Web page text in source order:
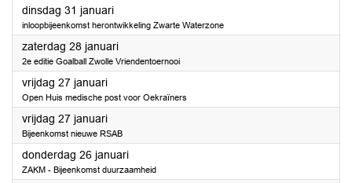
dinsdag 31 januari2023
inloopbijeenkomst herontwikkeling Zwarte Waterzone
zaterdag 28 januari2023
2e editie Goalball Zwolle Vriendentoernooi
vrijdag 27 januari2023
Open Huis medische post voor Oekraïners
vrijdag 27 januari2023
Bijeenkomst nieuwe RSAB
donderdag 26 januari2023
ZAKM - Bijeenkomst duurzaamheid